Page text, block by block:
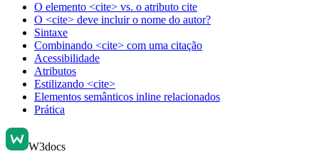
O elemento <cite> vs. o atributo cite
O <cite> deve incluir o nome do autor?
Sintaxe
Combinando <cite> com uma citação
Acessibilidade
Atributos
Estilizando <cite>
Elementos semânticos inline relacionados
Prática
W3docs